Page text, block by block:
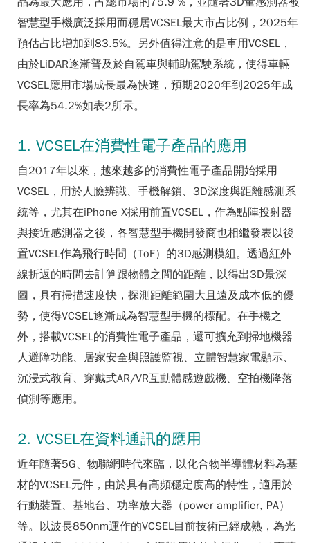
智慧型手機廣泛採用而穩居VCSEL最大市占比例，2025年
預估占比增加到83.5%。另外值得注意的是車用VCSEL，
由於LiDAR逐漸普及於自駕車與輔助駕駛系統，使得車輛
VCSEL應用市場成長最為快速，預期2020年到2025年成
長率為54.2%如表2所示。
1. VCSEL在消費性電子產品的應用
自2017年以來，越來越多的消費性電子產品開始採用
VCSEL，用於人臉辨識、手機解鎖、3D深度與距離感測系
統等，尤其在iPhone X採用前置VCSEL，作為點陣投射器
與接近感測器之後，各智慧型手機開發商也相繼發表以後
置VCSEL作為飛行時間（ToF）的3D感測模組。透過紅外
線折返的時間去計算跟物體之間的距離，以得出3D景深
圖，具有掃描速度快，探測距離範圍大且遠及成本低的優
勢，使得VCSEL逐漸成為智慧型手機的標配。在手機之
外，搭載VCSEL的消費性電子產品，還可擴充到掃地機器
人避障功能、居家安全與照護監視、立體智慧家電顯示、
沉浸式教育、穿戴式AR/VR互動體感遊戲機、空拍機降落
偵測等應用。
2. VCSEL在資料通訊的應用
近年隨著5G、物聯網時代來臨，以化合物半導體材料為基
材的VCSEL元件，由於具有高頻穩定度高的特性，適用於
行動裝置、基地台、功率放大器（power amplifier, PA）
等。以波長850nm運作的VCSEL目前技術已經成熟，為光